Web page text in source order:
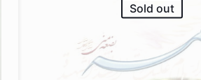
Sold out